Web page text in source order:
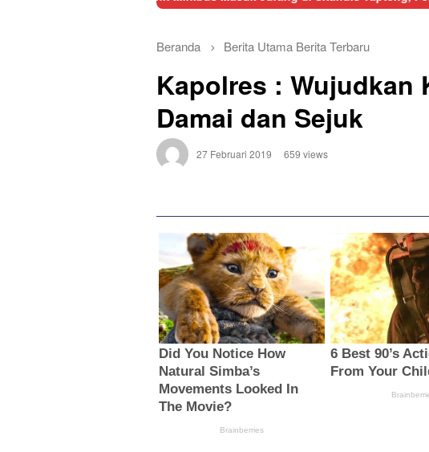
Beranda Berita Utama Berita Terbaru
Kapolres : Wujudkan
Damai dan Sejuk
27 Februari 2019 659 views